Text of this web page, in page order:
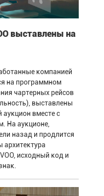
выставлены на
компанией
на программном
чартерных рейсов
выставлены
вместе с
На аукционе,
назад и продлится
архитектура
исходный код и